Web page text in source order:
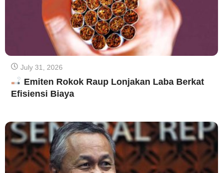
July 31, 2026
Emiten Rokok Raup Lonjakan Laba Berkat
Efisiensi Biaya